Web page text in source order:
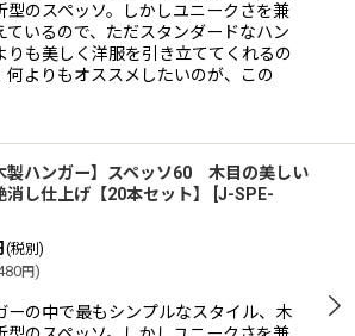
型のスペッソ。しかしユニークさを兼
ているので、ただスタンダードなハン
りも美しく洋服を引き立ててくれるの
何よりもオススメしたいのが、この
製ハンガー】スペッソ60 木目の美しい
消し仕上げ【20本セット】
J-SPE-
(税別)
円)
ーの中で最もシンプルなスタイル、木